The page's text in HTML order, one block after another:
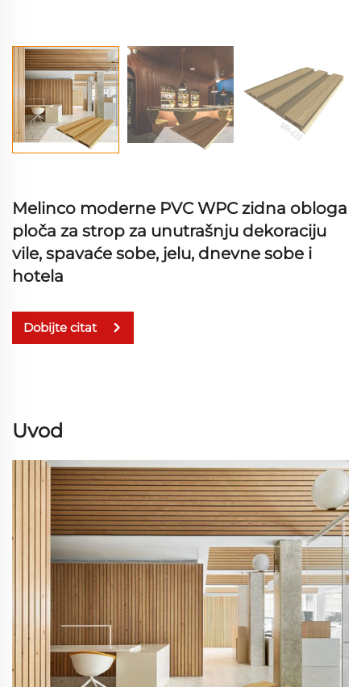
Melinco moderne PVC WPC zidna obloga
ploča za strop za unutrašnju dekoraciju
vile, spavaće sobe, jelu, dnevne sobe i
hotela
Dobijte citat
Uvod